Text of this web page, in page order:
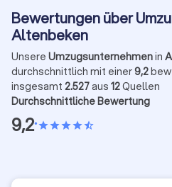
Bewertungen über
Altenbeken
Unsere Umzugsunternehmenin
durchschnittlich mit einer9,2
insgesamt 2.527aus 12Quellen
Durchschnittliche Bewertung
9,2•starstarstarstarstar_half